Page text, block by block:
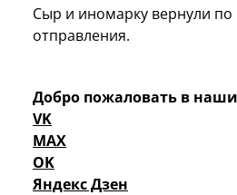
Сыр и иномарку вернули по
отправления.
Добро пожаловать в наши
VK
MAX
OK
Яндекс Дзен